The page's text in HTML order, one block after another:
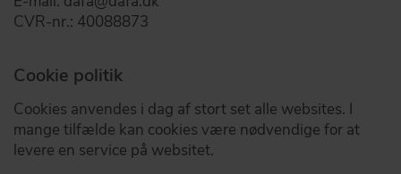
CVR-nr.: 40088873
Cookie politik
Cookies anvendes i dag af stort set alle websites. I
mange tilfælde kan cookies være nødvendige for at
levere en service på websitet.
Løsninger der tætner, dæmper og beskytter.
Med den seneste teknologi og passion for innovation, går vi
GÅ TIL OM DAFA
KONTAKT
DOWNLOAD
DAFA BUILDING SOLUTIONS